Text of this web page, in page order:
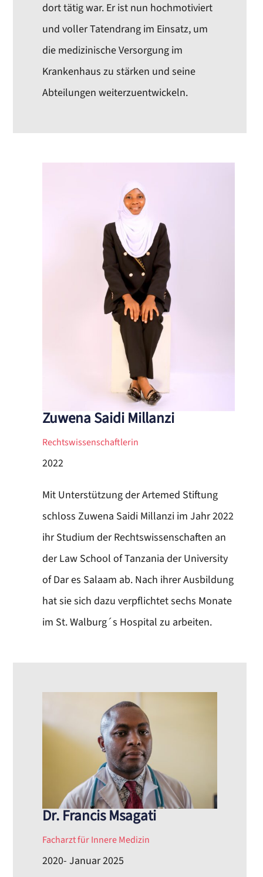
dort tätig war. Er ist nun hochmotiviert
und voller Tatendrang im Einsatz, um
die medizinische Versorgung im
Krankenhaus zu stärken und seine
Abteilungen weiterzuentwickeln.
Zuwena Saidi Millanzi
Rechtswissenschaftlerin
2022
Mit Unterstützung der Artemed Stiftung
schloss Zuwena Saidi Millanzi im Jahr 2022
ihr Studium der Rechtswissenschaften an
der Law School of Tanzania der University
of Dar es Salaam ab. Nach ihrer Ausbildung
hat sie sich dazu verpflichtet sechs Monate
im St. Walburg´s Hospital zu arbeiten.
Dr. Francis Msagati
Facharzt für Innere Medizin
2020- Januar 2025